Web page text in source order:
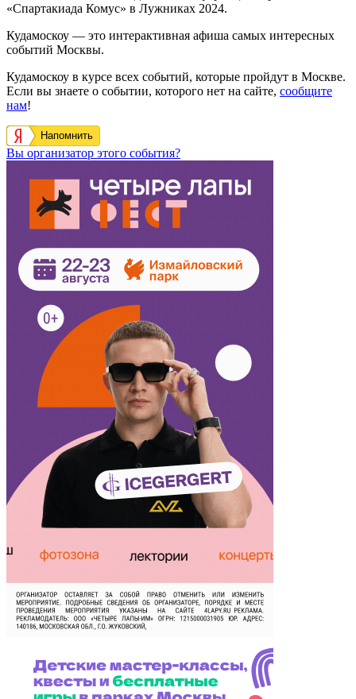
«Спартакиада Комус» в Лужниках 2024.
Кудамоскоу — это интерактивная афиша самых интересных
событий Москвы.
Кудамоскоу в курсе всех событий, которые пройдут в Москве.
Если вы знаете о событии, которого нет на сайте, сообщите
нам!
Напомнить
Вы организатор этого события?